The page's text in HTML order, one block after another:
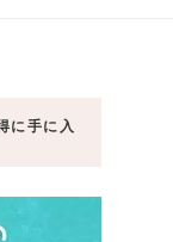
に手に入